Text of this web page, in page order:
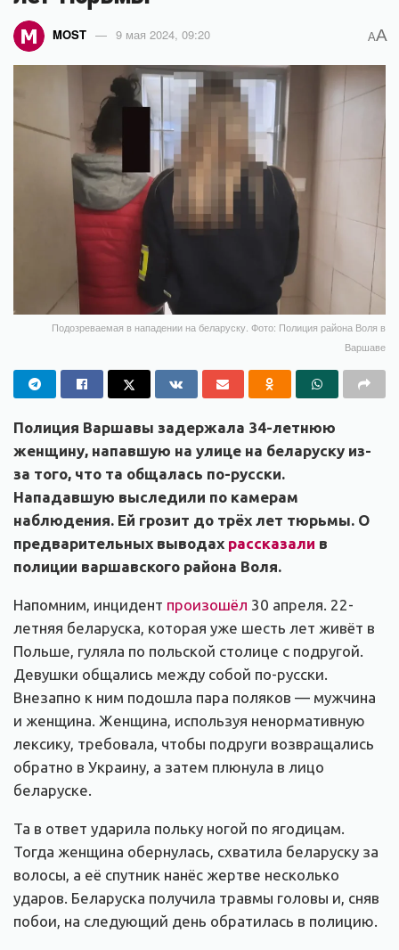
MOST 9 мая 2024, 09:20 AA
Подозреваемая в нападении на беларуску. Фото: Полиция района Воля в
Варшаве
Полиция Варшавы задержала 34-летнюю
женщину, напавшую на улице на беларуску из-
за того, что та общалась по-русски.
Нападавшую выследили по камерам
наблюдения. Ей грозит до трёх лет тюрьмы. О
предварительных выводах рассказали в
полиции варшавского района Воля.
Напомним, инцидент произошёл 30 апреля. 22-
летняя беларуска, которая уже шесть лет живёт в
Польше, гуляла по польской столице с подругой.
Девушки общались между собой по-русски.
Внезапно к ним подошла пара поляков — мужчина
и женщина. Женщина, используя ненормативную
лексику, требовала, чтобы подруги возвращались
обратно в Украину, а затем плюнула в лицо
беларуске.
Та в ответ ударила польку ногой по ягодицам.
Тогда женщина обернулась, схватила беларуску за
волосы, а её спутник нанёс жертве несколько
ударов. Беларуска получила травмы головы и, сняв
побои, на следующий день обратилась в полицию.